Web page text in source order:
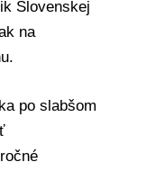
Slovenskej
na
po slabšom